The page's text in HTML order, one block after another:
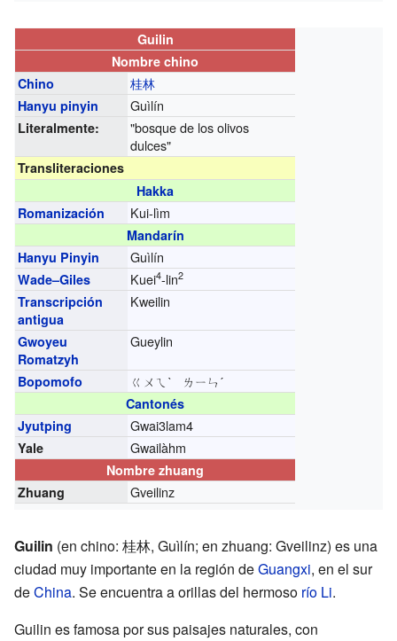
Guilin
Nombre chino
Chino
桂林
Hanyu pinyin Guìlín
Literalmente:
"bosque de los olivos
dulces"
Transliteraciones
Hakka
Romanización
Kui-lìm
Mandarín
Hanyu Pinyin
Guìlín
Wade–Giles Kuei4-lin2
Transcripción
antigua
Kweilin
Gwoyeu
Romatzyh
Gueylin
Bopomofo ㄍㄨㄟˋ ㄌㄧㄣˊ
Cantonés
Jyutping
Gwai3lam4
Yale Gwailàhm
Nombre zhuang
Zhuang
Gveilinz
Guilin (en chino: 桂林, Guìlín; en zhuang: Gveilinz) es una
ciudad muy importante en la región deGuangxi, en el sur
deChina. Se encuentra a orillas del hermoso río Li.
Guilin es famosa por sus paisajes naturales, con